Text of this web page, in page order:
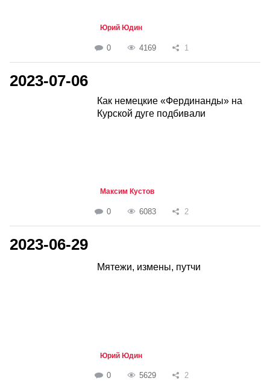
Юрий Юдин
0 4169 1
2023-07-06
Как немецкие «Фердинанды» на
Курской дуге подбивали
Максим Кустов
0 6083 2
2023-06-29
Мятежи, измены, путчи
Юрий Юдин
0 5629 2